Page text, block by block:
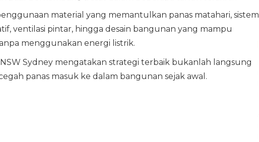
material yang memantulkan panas matahari, sistem
ventilasi pintar, hingga desain bangunan yang mampu
menggunakan energi listrik.
Sydney mengatakan strategi terbaik bukanlah langsung
panas masuk ke dalam bangunan sejak awal.